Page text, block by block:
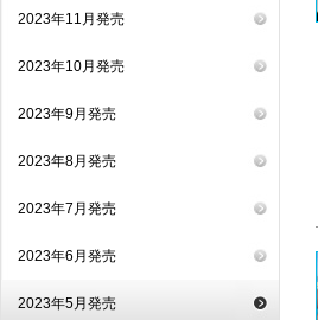
2023年11月発売
2023年10月発売
2023年9月発売
2023年8月発売
2023年7月発売
2023年6月発売
2023年5月発売